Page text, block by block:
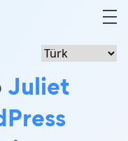
Juliet